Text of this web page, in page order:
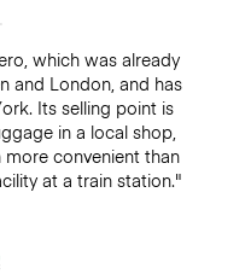
which was already
and London, and has
Its selling point is
in a local shop,
convenient than
at a train station."